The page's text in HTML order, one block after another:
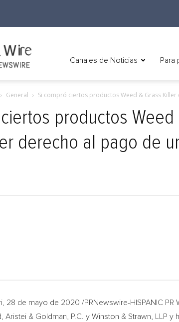
Canales de Noticias Para
General Si compró ciertos productos Weed & Grass
productos
derecho al pago de
, 28 de mayo de 2020 /PRNewswire-HISPANIC
Aristei & Goldman, P.C. y Winston & Strawn, LLP